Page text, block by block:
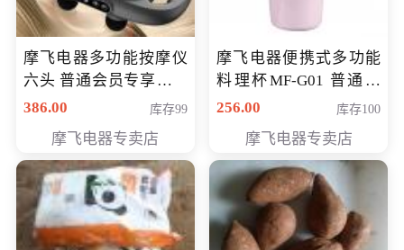
摩飞电器多功能按摩仪
六头 普通会员专享价格
199元
386.00 库存99
摩飞电器专卖店
摩飞电器便携式多功能
料理杯MF-G01 普通会
员专享价格118元
256.00 库存100
摩飞电器专卖店